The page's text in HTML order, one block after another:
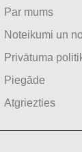
Par mums
Noteikumi un
Privātuma
Piegāde
Atgriezties